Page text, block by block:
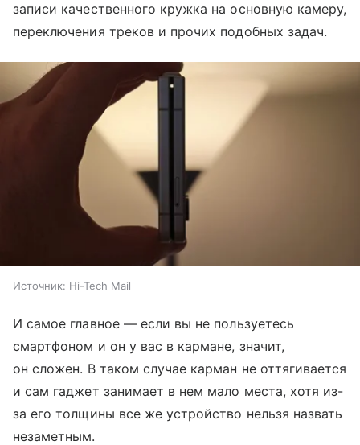
записи качественного кружка на основную камеру,
переключения треков и прочих подобных задач.
Источник: Hi-Tech Mail
И самое главное — если вы не пользуетесь
смартфоном и он у вас в кармане, значит,
он сложен. В таком случае карман не оттягивается
и сам гаджет занимает в нем мало места, хотя из-
за его толщины все же устройство нельзя назвать
незаметным.